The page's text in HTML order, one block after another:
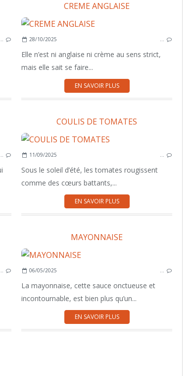
…
CREME ANGLAISE
28/10/2025 …
Elle n’est ni anglaise ni crème au sens strict,
mais elle sait se faire...
EN SAVOIR PLUS
POMMES DE TERRE
…
COULIS DE TOMATES
11/09/2025 …
Sous le soleil d’été, les tomates rougissent
comme des cœurs battants,...
EN SAVOIR PLUS
…
MAYONNAISE
06/05/2025 …
La mayonnaise, cette sauce onctueuse et
incontournable, est bien plus qu’un...
EN SAVOIR PLUS